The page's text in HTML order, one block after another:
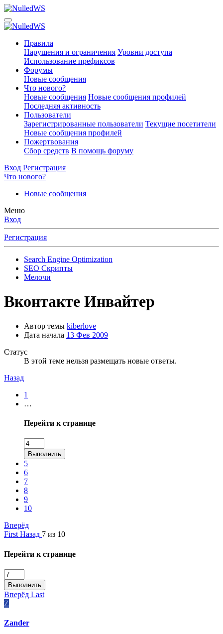
Правила
Нарушения и ограничения Уровни доступа
Использование префиксов
Форумы
Новые сообщения
Что нового?
Новые сообщения Новые сообщения профилей
Последняя активность
Пользователи
Зарегистрированные пользователи Текущие посетители
Новые сообщения профилей
Пожертвования
Сбор средств В помощь форуму
Вход Регистрация
Что нового?
Новые сообщения
Меню
Вход
Регистрация
Search Engine Optimization
SEO Скрипты
Мелочи
Вконтакте Инвайтер
Автор темы kiberlove
Дата начала 13 Фев 2009
Статус
В этой теме нельзя размещать новые ответы.
Назад
1
…
Перейти к странице
Выполнить
5
6
7
8
9
10
Вперёд
First Назад 7 из 10
Перейти к странице
Выполнить
Вперёд Last
Z
Zander